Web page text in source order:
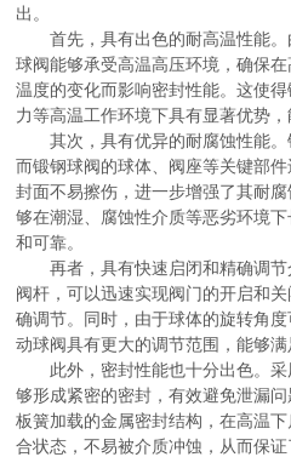
出。
首先，具有出色的耐高温性能。
球阀能够承受高温高压环境，确保
温度的变化而影响密封性能。这使
力等高温工作环境下具有显著优势
其次，具有优异的耐腐蚀性能。
而锻钢球阀的球体、阀座等关键部
封面不易擦伤，进一步增强了其耐
够在潮湿、腐蚀性介质等恶劣环境
和可靠。
再者，具有快速启闭和精确调节
阀杆，可以迅速实现阀门的开启和
确调节。同时，由于球体的旋转角
动球阀具有更大的调节范围，能够
此外，密封性能也十分出色。采
够形成紧密的密封，有效避免泄漏
板簧加载的金属密封结构，在高温
合状态，不易被介质冲蚀，从而保证